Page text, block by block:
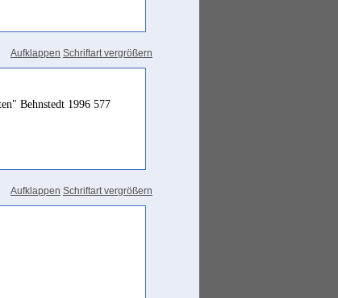
Aufklappen Schriftart vergrößern
Behnstedt 1996 577
Aufklappen Schriftart vergrößern